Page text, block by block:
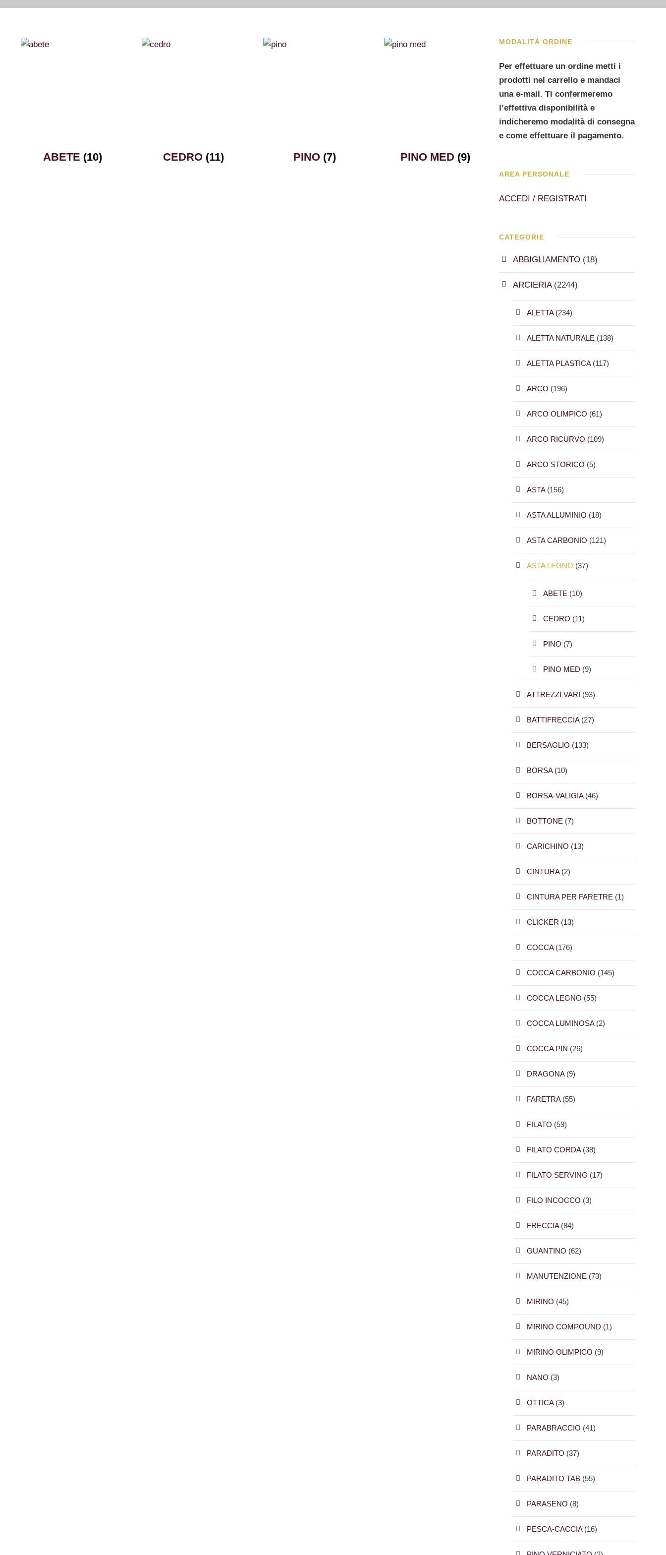
ABETE (10) CEDRO (11) PINO (7) PINO MED (9)
MODALITÀ ORDINE
Per effettuare un ordine metti i
prodotti nel carrello e mandaci
una e-mail. Ti confermeremo
l’effettiva disponibilità e
indicheremo modalità di consegna
e come effettuare il pagamento.
AREA PERSONALE
ACCEDI / REGISTRATI
CATEGORIE
ABBIGLIAMENTO (18)
ARCIERIA (2244)
ALETTA (234)
ALETTA NATURALE (138)
ALETTA PLASTICA (117)
ARCO (196)
ARCO OLIMPICO (61)
ARCO RICURVO (109)
ARCO STORICO (5)
ASTA (156)
ASTA ALLUMINIO (18)
ASTA CARBONIO (121)
ASTA LEGNO (37)
ABETE (10)
CEDRO (11)
PINO (7)
PINO MED (9)
ATTREZZI VARI (93)
BATTIFRECCIA (27)
BERSAGLIO (133)
BORSA (10)
BORSA-VALIGIA (46)
BOTTONE (7)
CARICHINO (13)
CINTURA (2)
CINTURA PER FARETRE (1)
CLICKER (13)
COCCA (176)
COCCA CARBONIO (145)
COCCA LEGNO (55)
COCCA LUMINOSA (2)
COCCA PIN (26)
DRAGONA (9)
FARETRA (55)
FILATO (59)
FILATO CORDA (38)
FILATO SERVING (17)
FILO INCOCCO (3)
FRECCIA (84)
GUANTINO (62)
MANUTENZIONE (73)
MIRINO (45)
MIRINO COMPOUND (1)
MIRINO OLIMPICO (9)
NANO (3)
OTTICA (3)
PARABRACCIO (41)
PARADITO (37)
PARADITO TAB (55)
PARASENO (8)
PESCA-CACCIA (16)